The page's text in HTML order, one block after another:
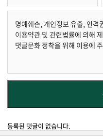
등록된 댓글이 없습니다.